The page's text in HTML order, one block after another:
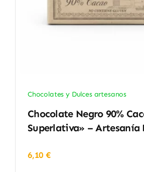
Chocolates y Dulces artesanos
Chocolate Negro 90%
Superlativa» – Artesanía
6,10€